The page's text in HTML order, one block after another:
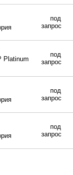
под
запрос
Platinum
под
запрос
под
запрос
под
запрос